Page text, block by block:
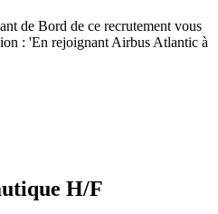
de Bord de ce recrutement vous
: 'En rejoignant Airbus Atlantic à
H/F